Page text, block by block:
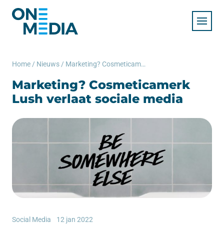
Home / Nieuws / Marketing? Cosmeticamerk Lush verlaat sociale media
Marketing? Cosmeticamerk
Lush verlaat sociale media
Social Media 12 jan 2022